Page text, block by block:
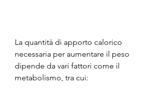
La quantità di apporto calorico
necessaria per aumentare il peso
dipende da vari fattori come il
metabolismo, tra cui: